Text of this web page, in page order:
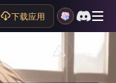
下载应用